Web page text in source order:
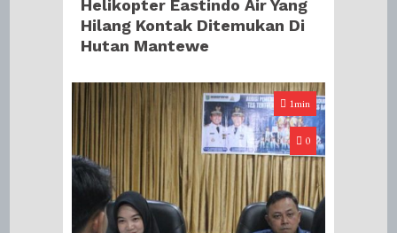
Helikopter Eastindo Air Yang
Hilang Kontak Ditemukan Di
Hutan Mantewe
1min
0